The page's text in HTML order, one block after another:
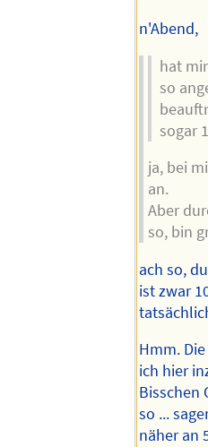
n'Abend,
hat
so
sogar
ja, bei
an.
Aber
so, bin
ach so,
ist zwar
Hmm.
ich hier
Bisschen
so ...
näher an